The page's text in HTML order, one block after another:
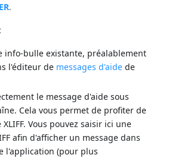
.
info-bulle existante, préalablement
l'éditeur de messages d'aide de
le message d'aide sous
Cela vous permet de profiter de
Vous pouvez saisir ici une
afin d'afficher un message dans
l'application (pour plus